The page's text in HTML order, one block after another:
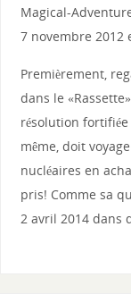
Magical-
7 novembre 2012
Premièrement,
dans le
résolution
même, doit
nucléaires en
pris! Comme sa
2 avril 2014 dans